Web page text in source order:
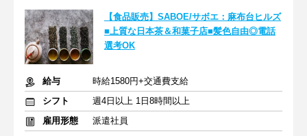
【食品販売】SABOE/サボエ：麻布台ヒルズ
■上質な日本茶＆和菓子店■髪色自由◎電話
選考OK
給与
時給1580円+交通費支給
シフト
週4日以上 1日8時間以上
雇用形態
派遣社員